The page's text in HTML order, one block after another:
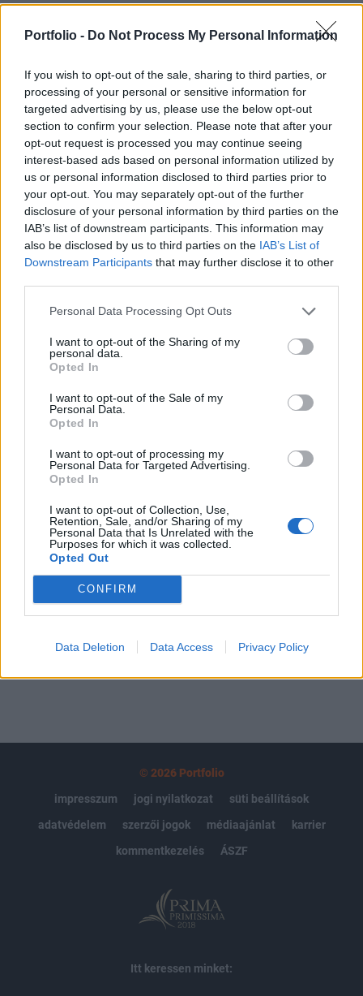
Portfolio - Do Not Process My Personal Information
If you wish to opt-out of the sale, sharing to third parties, or
processing of your personal or sensitive information for
targeted advertising by us, please use the below opt-out
section to confirm your selection. Please note that after your
opt-out request is processed you may continue seeing
interest-based ads based on personal information utilized by
us or personal information disclosed to third parties prior to
your opt-out. You may separately opt-out of the further
disclosure of your personal information by third parties on the
IAB’s list of downstream participants. This information may
also be disclosed by us to third parties on the IAB’s List of
Downstream Participants that may further disclose it to other
Personal Data Processing Opt Outs
I want to opt-out of the Sharing of my
personal data.
Opted In
I want to opt-out of the Sale of my
Personal Data.
Opted In
I want to opt-out of processing my
Personal Data for Targeted Advertising.
Opted In
I want to opt-out of Collection, Use,
Retention, Sale, and/or Sharing of my
Personal Data that Is Unrelated with the
Purposes for which it was collected.
Opted Out
CONFIRM
Data Deletion Data Access Privacy Policy
működését. A társaság jelenlegi elnökét, Balázs
vezetésben a jövőben vezető szerepet vállaló
menedzsert, Pankotai Csabát kérdeztük meg a
tegnapi rendkívüli közgyűlést követően a jövőbeli
kilátásokról, valamint arról, hogy milyen módon
igyekeznek helyreállítani a megrendült befektetői
bizalmat.
Portfolio.hu.: A társaság tegnapi rendkívüli közgyűlésén
elfogadták azokat a javaslatokat, melyek a reorganizáció
további lépéseihez létfontosságúak. Mik az elképzelések
intézményi érdeklődés a tervezett tőkeemelés során? B.Cs.:
A keresett cikk a portfolio.hu hírarchívumához
regisztrációhoz kötött.
Az előfizetés a következőket tartalmazza:
Portfolio.hu teljes cikkarchívum
Kötéslisták: BÉT elmúlt 2 év napon belüli
kötéslistái
MÁR ELŐFIZETŐNK VAGY?BEJELENTKEZÉS
© 2026 Portfolio
impresszum
jogi nyilatkozat
süti beállítások
adatvédelem
szerzői jogok médiaajánlat
karrier
kommentkezelés
ÁSZF
Itt keressen minket: